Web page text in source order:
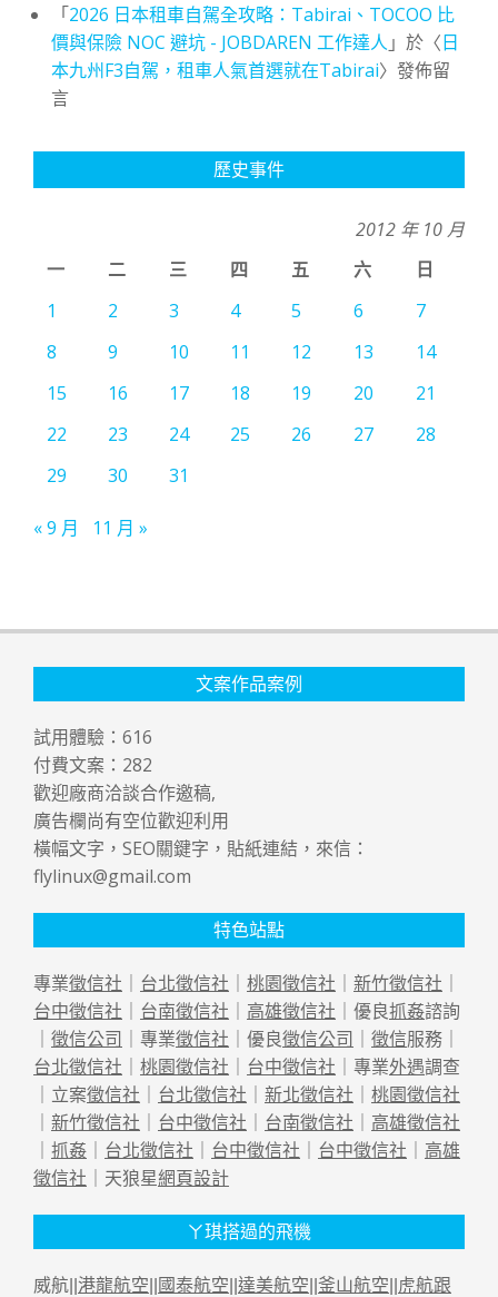
「2026 日本租車自駕全攻略：Tabirai、TOCOO 比
價與保險 NOC 避坑 - JOBDAREN 工作達人 」於〈日
本九州F3自駕，租車人氣首選就在Tabirai〉發佈留
言
歷史事件
2012 年 10 月
一
二 三 四 五 六
日
1
2 3 4 5 6
7
8
9 10 11 12 13
14
15
16 17 18 19 20
21
22
23 24 25 26 27
28
29
30 31
« 9 月 11 月 »
文案作品案例
試用體驗： 616
付費文案： 282
歡迎廠商洽談合作邀稿,
廣告欄尚有空位歡迎利用
橫幅文字，SEO關鍵字，貼紙連結，來信：
flylinux@gmail.com
特色站點
專業徵信社 台北徵信社 桃園徵信社 新竹徵信社
台中徵信社
台南徵信社 高雄徵信社 ｜優良抓姦諮詢
徵信公司 ｜專業徵信社 ｜優良徵信公司 徵信服務｜
台北徵信社
桃園徵信社 台中徵信社 ｜專業外遇調查
｜立案徵信社 台北徵信社 新北徵信社
桃園徵信社
新竹徵信社 台中徵信社 台南徵信社
高雄徵信社
抓姦 台北徵信社 台中徵信社 台中徵信社
高雄
徵信社 ｜天狼星網頁設計
ㄚ琪搭過的飛機
威航|| 港龍航空 國泰航空 達美航空 釜山航空 虎航跟